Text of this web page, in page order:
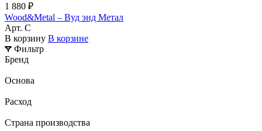
1 880 ₽
Wood&Metal – Вуд энд Метал
Арт. C
В корзину В корзине
Фильтр
Бренд
Основа
Расход
Страна производства